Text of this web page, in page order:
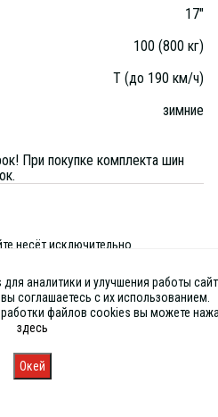
17"
100 (800 кг)
T (до 190 км/ч)
зимние
При покупке комплекта шин
несёт исключительно
положениями Статьи 437 (2) ГК
Запись
аналитики и улучшения работы
соглашаетесь с их использованием.
файлов cookies вы можете
здесь
Окей